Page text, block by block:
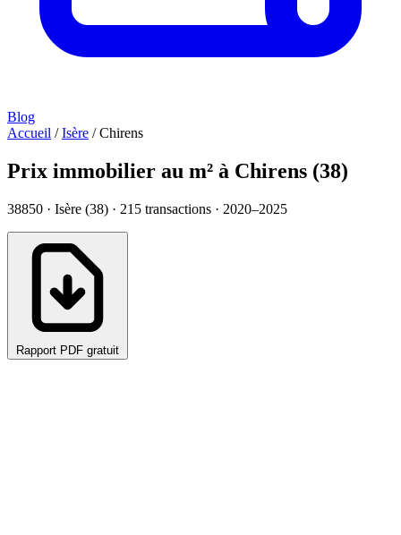
Blog
Accueil / Isère / Chirens
Prix immobilier au m² à Chirens (38)
38850 · Isère (38) · 215 transactions · 2020–2025
Rapport PDF gratuit